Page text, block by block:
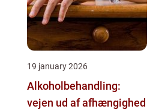
19 january 2026
Alkoholbehandling:
vejen ud af afhængighed